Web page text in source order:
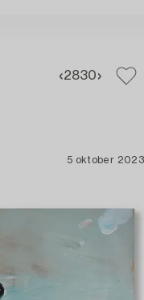
2830
5 oktober 2023